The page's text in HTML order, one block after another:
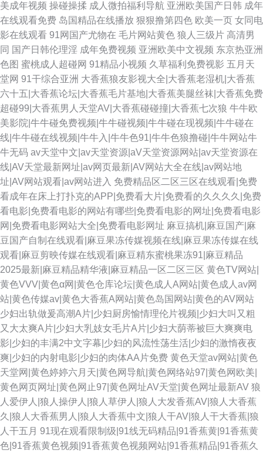
美成年视频 操碰操揉 成人微拍福利导航 亚洲欧美国产日韩 成年
在线观看免费 岛国精品在线播放 狠狠撸第四色 欧美一页 女同电
影在线观看 91网国产尤物在 毛片网站黄色 狼人三级片 高清男
同 国产日韩伦理淫 成年免费视频 亚洲欧美中文视频 东京热亚洲
色图 蜜桃成人超碰网 91精品小视频 久草福利免费视影 五月天
堂网 91干综合亚洲 大香蕉狼友影视大全|大香蕉老湿机|大香蕉
六十五|大香蕉论坛|大香蕉毛片基地|大香蕉美腿丝袜|大香蕉免费
超碰99|大香蕉男人天堂AV|大香蕉碰碰撞|大香蕉七次狼 牛牛欧
美影院|牛牛碰免费视频|牛牛碰视频|牛牛碰在现视频|牛牛碰在
线|牛牛碰在线视频|牛牛入|牛牛色91|牛牛色狼撸碰|牛牛网站牛
牛无码 av天堂中文|av天堂资源|aV天堂资源网站|av天堂资源在
线|AV天堂最新网址|av网页最新|AV网站大全在线|av网站地
址|AV网站观看|av网站进入 免费精品区二区三区在线观看|免费
看成年在床上打扑克的APP|免费看大片|免费看的久久久久|免费
看电影|免费看电影的网站有哪些|免费看电影的网址|免费看电影
网|免费看电影网站大全|免费看电影网址 麻豆搞机|麻豆国产|麻
豆国产自制在线观看|麻豆果冻传媒视频在线|麻豆果冻传媒在线
观看|麻豆剪映传媒在线观看|麻豆精东蜜桃果冻91|麻豆精品
2025最新|麻豆精品精华液|麻豆精品一区二区三区 黄色TV网站|
黄色VVV|黄色α网|黄色仓库论坛|黄色成人A网站|黄色成人av网
站|黄色传媒av|黄色大香蕉A网站|黄色岛国网站|黄色的AV网站
少妇出轨做爰高潮A片|少妇厨房愉情理伦片视频|少妇大叫又粗
又大太爽A片|少妇大乳妓女毛片A片|少妇大荫蒂被巨大爽爽电
影|少妇的丰满2中文字幕|少妇的风流性荡生活|少妇的激惰夜夜
爽|少妇的内射电影|少妇的肉体AA片免费 黄色天堂av网站|黄色
天堂网|黄色婷婷六月天|黄色网导航|黄色网络站97|黄色网欧美|
黄色网页网址|黄色网止97|黄色网址AV天堂|黄色网址最新AV 狼
人爱伊人|狼人操伊人|狼人草伊人|狼人大发香蕉AV|狼人大香蕉
久|狼人大香蕉男人|狼人大香蕉中文|狼人干AV|狼人干大香蕉|狼
人干五月 91现在观看限制级|91线无码精品|91香蕉黄|91香蕉黄
色|91香蕉黄色视频|91香蕉黄色视频网站|91香蕉精品|91香蕉久